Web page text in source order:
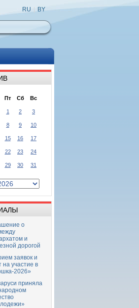
RU BY
Пт Сб Вс
1 2 3
8 9 10
15 16 17
22 23 24
29 30 31
о
и
дорогой
заявок и
на участие в
2026»
приняла